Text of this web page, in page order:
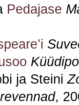
Pedajase
Suve
Küü
ja Steini
,